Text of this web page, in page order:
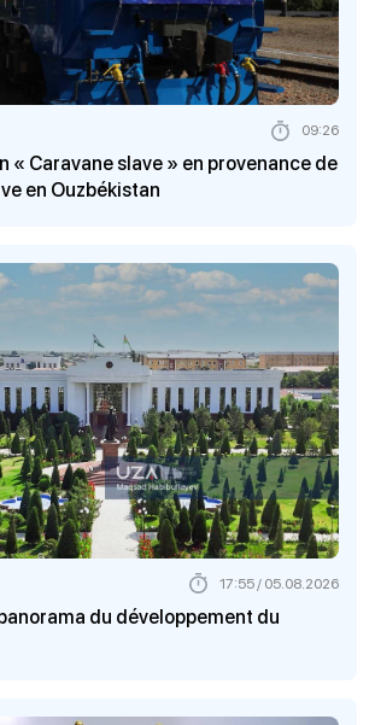
« Caravane slave » en provenance de
en Ouzbékistan
09:26
du développement du
17:55 / 05.08.2026